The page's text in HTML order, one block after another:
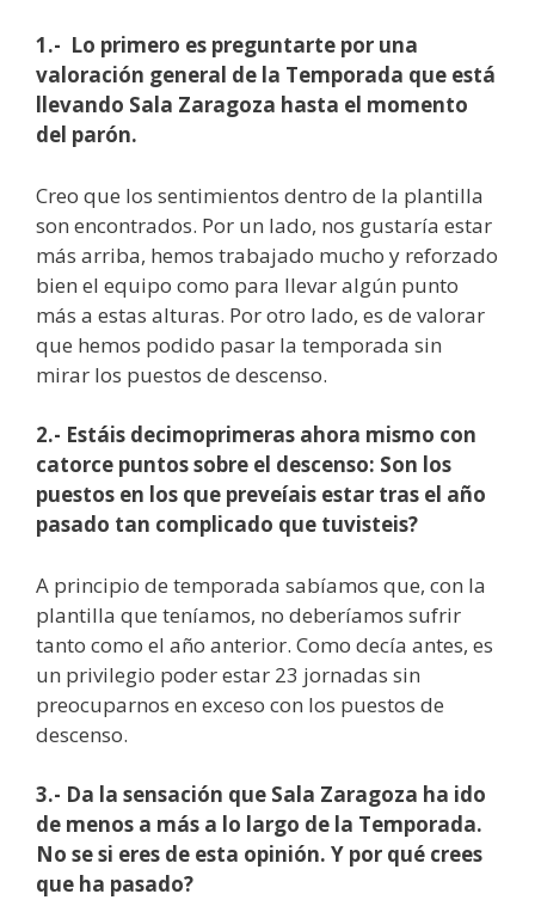
1.- Lo primero es preguntarte por una
valoración general de la Temporada que está
llevando Sala Zaragoza hasta el momento
del parón.
Creo que los sentimientos dentro de la plantilla
son encontrados. Por un lado, nos gustaría estar
más arriba, hemos trabajado mucho y reforzado
bien el equipo como para llevar algún punto
más a estas alturas. Por otro lado, es de valorar
que hemos podido pasar la temporada sin
mirar los puestos de descenso.
2.- Estáis decimoprimeras ahora mismo con
catorce puntos sobre el descenso: Son los
puestos en los que preveíais estar tras el año
pasado tan complicado que tuvisteis?
A principio de temporada sabíamos que, con la
plantilla que teníamos, no deberíamos sufrir
tanto como el año anterior. Como decía antes, es
un privilegio poder estar 23 jornadas sin
preocuparnos en exceso con los puestos de
descenso.
3.- Da la sensación que Sala Zaragoza ha ido
de menos a más a lo largo de la Temporada.
No se si eres de esta opinión. Y por qué crees
que ha pasado?